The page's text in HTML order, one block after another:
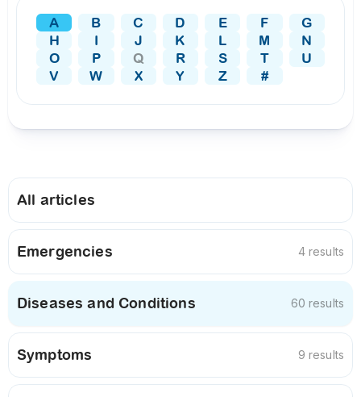
A B C D E F
G
H
I J K L M
N
O
P Q R S T
U
V
W X Y Z #
All articles
Emergencies 4 results
Diseases and Conditions 60 results
Symptoms 9 results